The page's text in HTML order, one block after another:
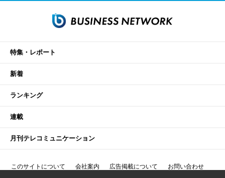
特集・レポート
新着
ランキング
連載
月刊テレコミュニケーション
このサイトについて 会社案内 広告掲載について お問い合わせ